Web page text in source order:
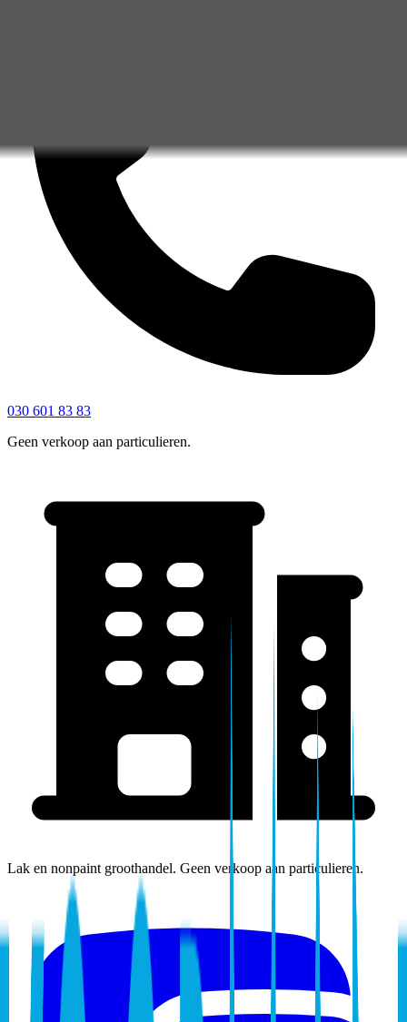
030 601 83 83
Geen verkoop aan particulieren.
Lak en nonpaint groothandel. Geen verkoop aan particulieren.